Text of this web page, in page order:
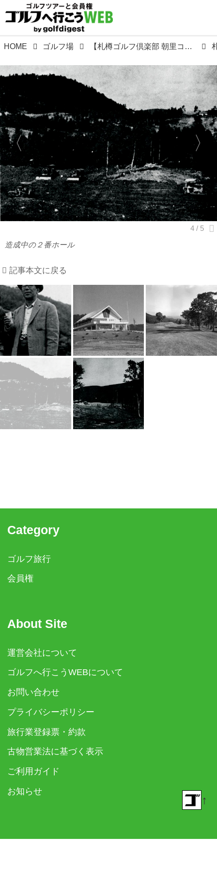
HOME ゴルフ場 【札樽ゴルフ倶楽部 朝里コース】物見遊山で偶然みつけた小樽湾の絶景。この峠にゴルフ場を造ろうと立案。上田治設計、昭和40年
造成中の２番ホール
記事本文に戻る
Category
ゴルフ旅行
会員権
About Site
運営会社について
ゴルフへ行こうWEBについて
お問い合わせ
プライバシーポリシー
旅行業登録票・約款
古物営業法に基づく表示
ご利用ガイド
お知らせ
↑